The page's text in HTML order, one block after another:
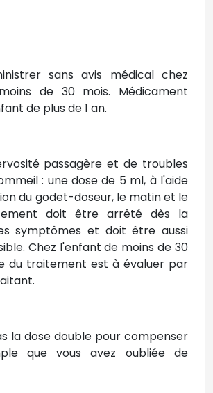
sans avis médical chez
de 30 mois. Médicament
de plus de 1 an.
passagère et de troubles
: une dose de 5 ml, à l'aide
du godet-doseur, le matin et le
doit être arrêté dès la
symptômes et doit être aussi
Chez l'enfant de moins de 30
du traitement est à évaluer par
la dose double pour compenser
que vous avez oubliée de